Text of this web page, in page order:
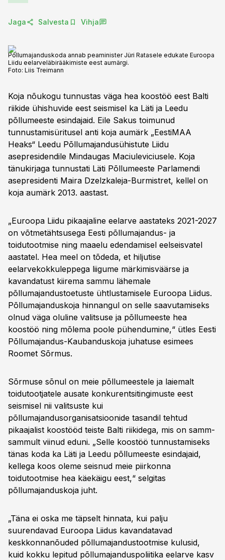
Jaga Salvesta Vihja
Põllumajanduskoda annab peaminister Jüri Ratasele edukate Euroopa
Liidu eelarveläbirääkimiste eest aumärgi.
Foto: Liis Treimann
Koja nõukogu tunnustas väga hea koostöö eest Balti
riikide ühishuvide eest seismisel ka Läti ja Leedu
põllumeeste esindajaid. Eile Sakus toimunud
tunnustamisüritusel anti koja aumärk „EestiMAA
Heaks“ Leedu Põllumajandusühistute Liidu
asepresidendile Mindaugas Maciuleviciusele. Koja
tänukirjaga tunnustati Läti Põllumeeste Parlamendi
asepresidenti Maira Dzelzkaleja-Burmistret, kellel on
koja aumärk 2013. aastast.
„Euroopa Liidu pikaajaline eelarve aastateks 2021-2027
on võtmetähtsusega Eesti põllumajandus- ja
toidutootmise ning maaelu edendamisel eelseisvatel
aastatel. Hea meel on tõdeda, et hiljutise
eelarvekokkuleppega liigume märkimisväärse ja
kavandatust kiirema sammu lähemale
põllumajandustoetuste ühtlustamisele Euroopa Liidus.
Põllumajanduskoja hinnangul on selle saavutamiseks
olnud väga oluline valitsuse ja põllumeeste hea
koostöö ning mõlema poole pühendumine,“ ütles Eesti
Põllumajandus-Kaubanduskoja juhatuse esimees
Roomet Sõrmus.
Sõrmuse sõnul on meie põllumeestele ja laiemalt
toidutootjatele ausate konkurentsitingimuste eest
seismisel nii valitsuste kui
põllumajandusorganisatsioonide tasandil tehtud
pikaajalist koostööd teiste Balti riikidega, mis on samm-
sammult viinud eduni. „Selle koostöö tunnustamiseks
tänas koda ka Läti ja Leedu põllumeeste esindajaid,
kellega koos oleme seisnud meie piirkonna
toidutootmise hea käekäigu eest,“ selgitas
põllumajanduskoja juht.
„Täna ei oska me täpselt hinnata, kui palju
suurendavad Euroopa Liidus kavandatavad
keskkonnanõuded põllumajandustootmise kulusid,
kuid kokku lepitud põllumajanduspoliitika eelarve kasv